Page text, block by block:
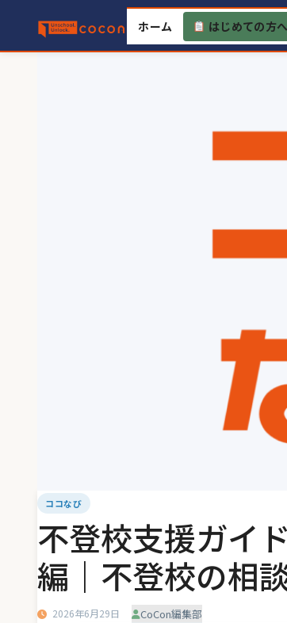
content
ホーム はじめての方へ
ココなび
不登校支援ガイ
編｜不登校の相
2026年6月29日 CoCon編集部